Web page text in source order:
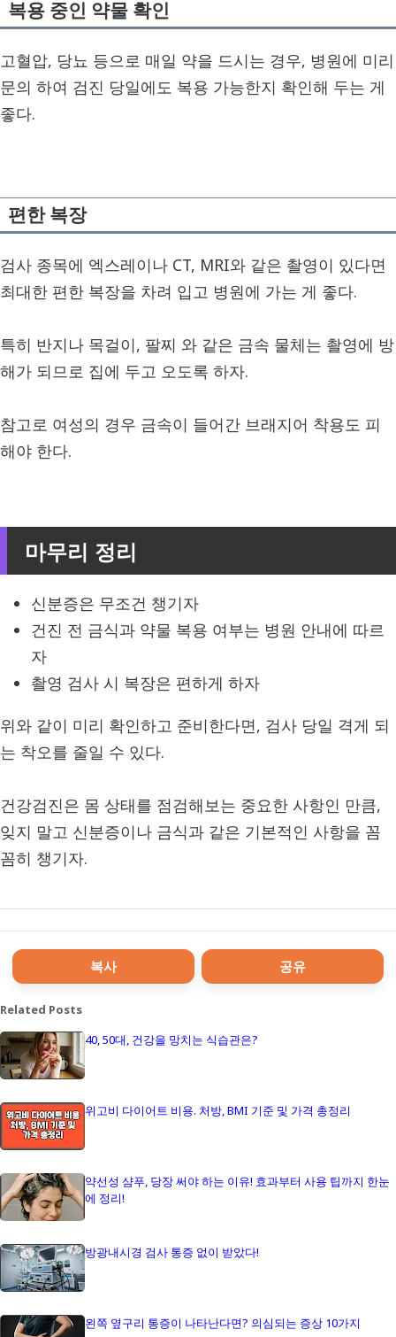
복용 중인 약물 확인
고혈압, 당뇨 등으로 매일 약을 드시는 경우, 병원에 미리
문의 하여 검진 당일에도 복용 가능한지 확인해 두는 게
좋다.
편한 복장
검사 종목에 엑스레이나 CT, MRI와 같은 촬영이 있다면
최대한 편한 복장을 차려 입고 병원에 가는 게 좋다.
특히 반지나 목걸이, 팔찌 와 같은 금속 물체는 촬영에 방
해가 되므로 집에 두고 오도록 하자.
참고로 여성의 경우 금속이 들어간 브래지어 착용도 피
해야 한다.
마무리 정리
신분증은 무조건 챙기자
건진 전 금식과 약물 복용 여부는 병원 안내에 따르
자
촬영 검사 시 복장은 편하게 하자
위와 같이 미리 확인하고 준비한다면, 검사 당일 격게 되
는 착오를 줄일 수 있다.
건강검진은 몸 상태를 점검해보는 중요한 사항인 만큼,
잊지 말고 신분증이나 금식과 같은 기본적인 사항을 꼼
꼼히 챙기자.
복사 공유
Related Posts
40, 50대, 건강을 망치는 식습관은?
위고비 다이어트 비용. 처방, BMI 기준 및 가격 총정리
약선성 샴푸, 당장 써야 하는 이유! 효과부터 사용 팁까지 한눈
에 정리!
방광내시경 검사 통증 없이 받았다!
왼쪽 옆구리 통증이 나타난다면? 의심되는 증상 10가지